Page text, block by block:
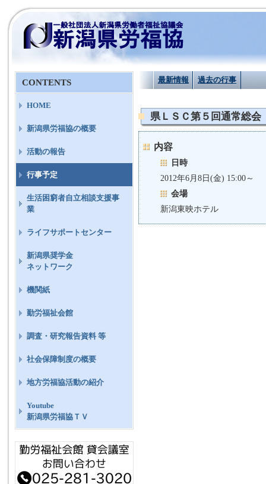
最新情報 過去の行事
県ＬＳＣ第５回通常総会
内容
日時
2012年6月8日(金) 15:00～
会場
新潟東映ホテル
CONTENTS
HOME
新潟県労福協の概要
活動の報告
行事予定
生活困窮者自立相談支援事
業
ライフサポートセンター
新潟県奨学金
ネットワーク
機関紙
勤労福祉会館
調査・研究報告資料 等
社会保障制度の概要
地方労福協活動の紹介
Youtube
新潟県労福協ＴＶ